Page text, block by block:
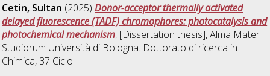
Cetin, Sultan (2025)Donor-acceptor thermally activated
delayed fluorescence (TADF) chromophores: photocatalysis and
photochemical mechanism, [Dissertation thesis], Alma Mater
Studiorum Università di Bologna. Dottorato di ricerca in
Chimica, 37 Ciclo.